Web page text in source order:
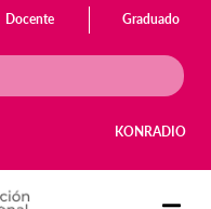
Docente Graduado
KONRADIO